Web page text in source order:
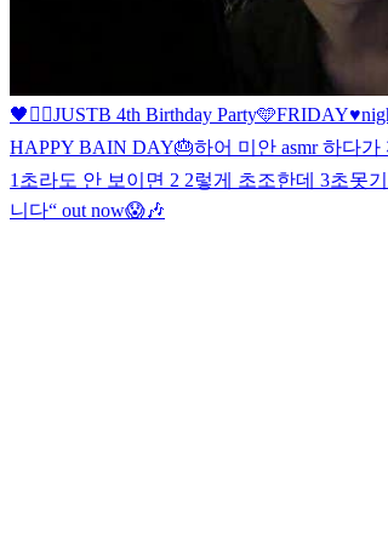
🖤 ✌🏻JUSTB 4th Birthday Party🩵
HAPPY BAIN DAY🎂하어 미안 asmr 하다가
1초라도 안 보이면 2 2렇게 초조한데 3초못
니다“ out now😱🎶